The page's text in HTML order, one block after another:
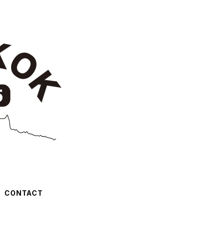
CONTACT